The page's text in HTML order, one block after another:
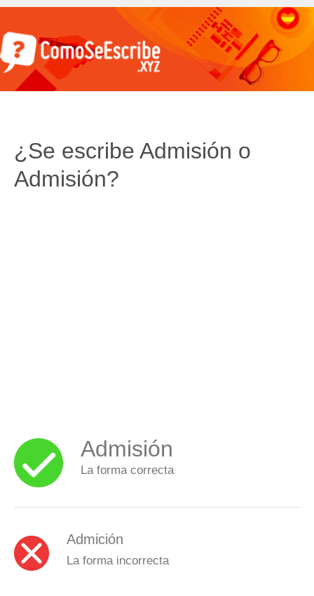
¿Se escribe Admisión o
Admisión?
Admisión
La forma correcta
Admición
La forma incorrecta